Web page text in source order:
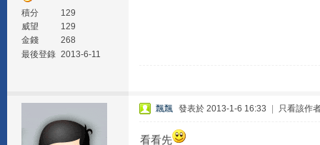
積分
129
威望
129
金錢
268
最後登錄 2013-6-11
飄飄 發表於 2013-1-6 16:33 只看該作
看看先